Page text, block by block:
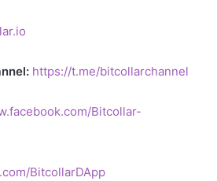
https://t.me/bitcollarchannel
Bitcollar-
BitcollarDApp